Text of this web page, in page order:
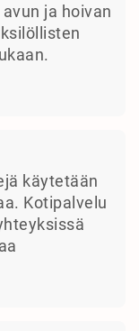
ja hoivan
käytetään
Kotipalvelu